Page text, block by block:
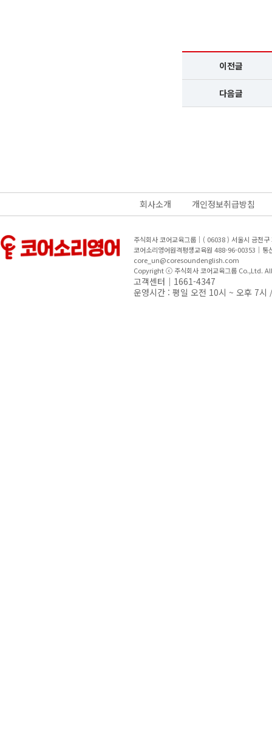
이전글
다음글
회사소개 개인정보취급방침
주식회사 코어교육그룹｜( 06038 ) 서울시 금천
코어소리영어원격평생교육원 488-96-00353｜
core_un@coresoundenglish.com
Copyright ⓒ 주식회사 코어교육그룹 Co.,Ltd.
고객센터｜1661-4347
운영시간 : 평일 오전 10시 ~ 오후 7